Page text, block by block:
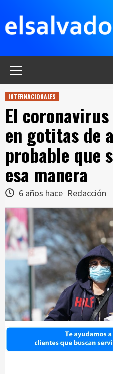
contenido
INTERNACIONALES
El
en gotitas de
probable que
esa manera
6 años hace Redacción